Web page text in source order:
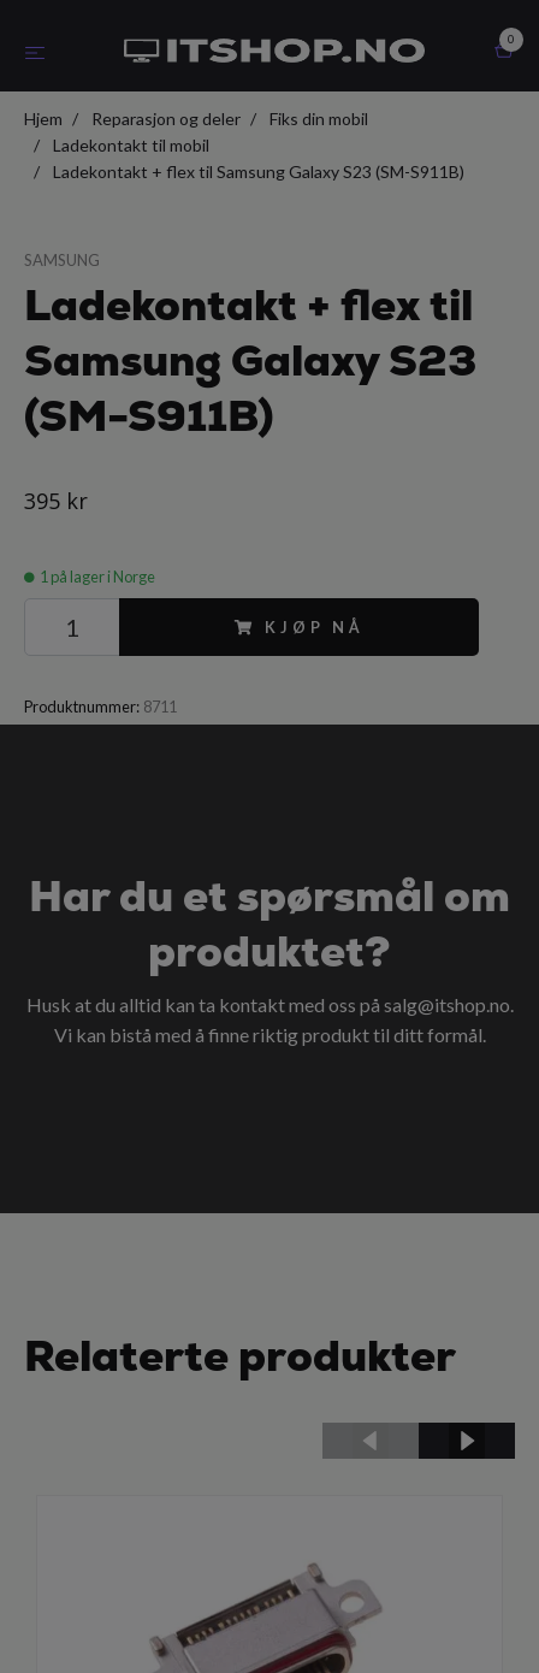
0
Hjem Reparasjon og deler
Fiks din mobil
Ladekontakt til mobil
Ladekontakt + flex til Samsung Galaxy S23 (SM-S911B)
SAMSUNG
Ladekontakt + flex til
Samsung Galaxy S23
(SM-S911B)
395 kr
1 på lager i Norge
KJØP NÅ
Produktnummer: 8711
Har du et spørsmål om
produktet?
Husk at du alltid kan ta kontakt med oss på salg@itshop.no.
Vi kan bistå med å finne riktig produkt til ditt formål.
Relaterte produkter